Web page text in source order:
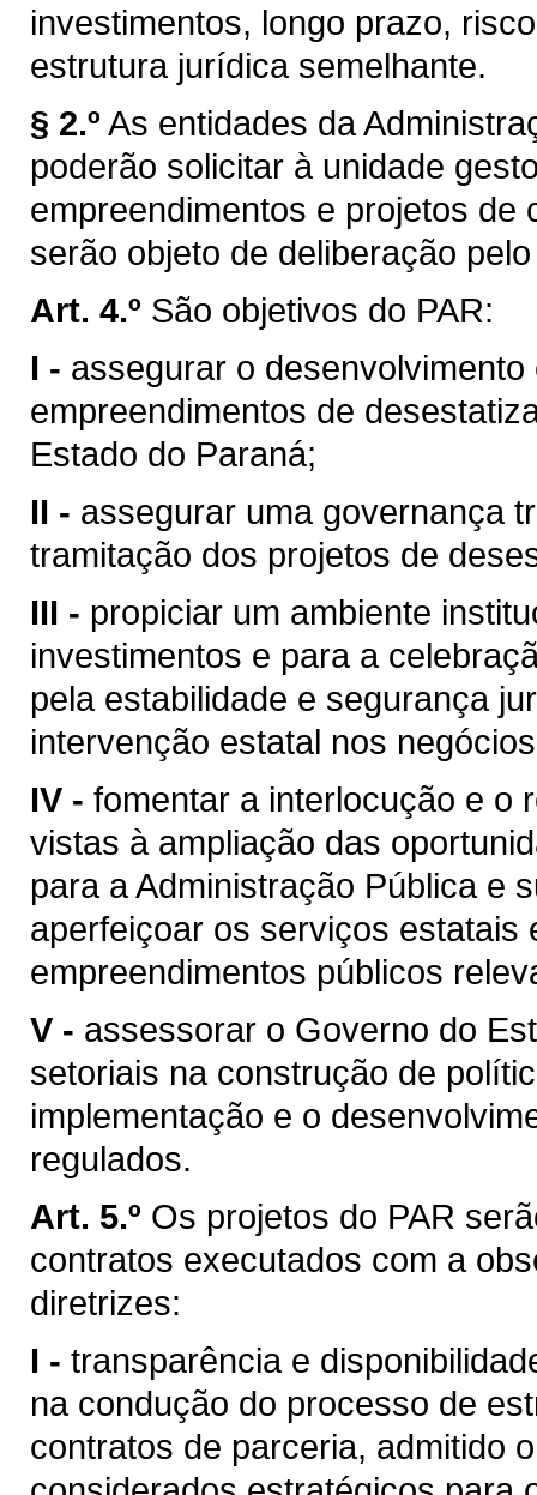
investimentos, longo prazo,
estrutura jurídica semelhante.
§ 2.º As entidades da
poderão solicitar à unidade
empreendimentos e projetos de
serão objeto de deliberação
Art. 4.º São objetivos do PAR:
I - assegurar o
empreendimentos de
Estado do Paraná;
II - assegurar uma governança
tramitação dos projetos de
III - propiciar um ambiente
investimentos e para a
pela estabilidade e segurança
intervenção estatal nos
IV - fomentar a interlocução e o
vistas à ampliação das
para a Administração Pública e
aperfeiçoar os serviços estatais
empreendimentos públicos
V - assessorar o Governo do
setoriais na construção de
implementação e o
regulados.
Art. 5.º Os projetos do PAR
contratos executados com a
diretrizes:
I - transparência e
na condução do processo de
contratos de parceria, admitido